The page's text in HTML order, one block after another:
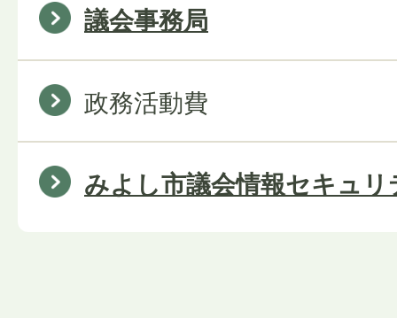
議会事務局
政務活動費
みよし市議会情報セキュ